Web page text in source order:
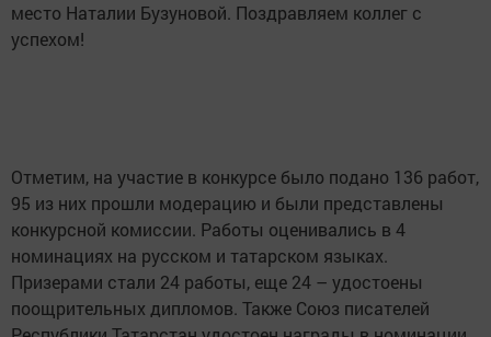
место Наталии Бузуновой. Поздравляем коллег с
успехом!
Отметим, на участие в конкурсе было подано 136 работ,
95 из них прошли модерацию и были представлены
конкурсной комиссии. Работы оценивались в 4
номинациях на русском и татарском языках.
Призерами стали 24 работы, еще 24 – удостоены
поощрительных дипломов. Также Союз писателей